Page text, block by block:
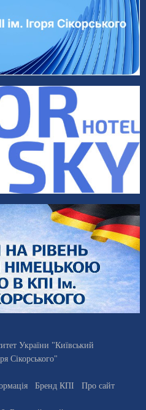
України "Київський
Сікорського"
Бренд КПІ
Про сайт